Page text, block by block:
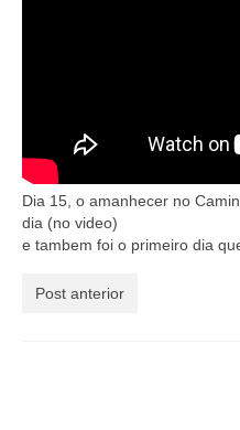
Historias de Peregrinos
Envie sua Pergunta…
Podcast do Caminho
Dia 15, o amanhecer no
dia (no video)
e tambem foi o primeiro dia
Post anterior